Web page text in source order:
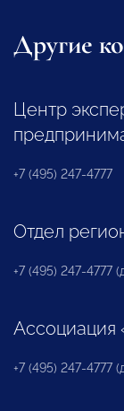
Другие
Центр
+7 (495) 247-4777
Отдел
+7 (495) 247-4777
+7 (495) 247-4777